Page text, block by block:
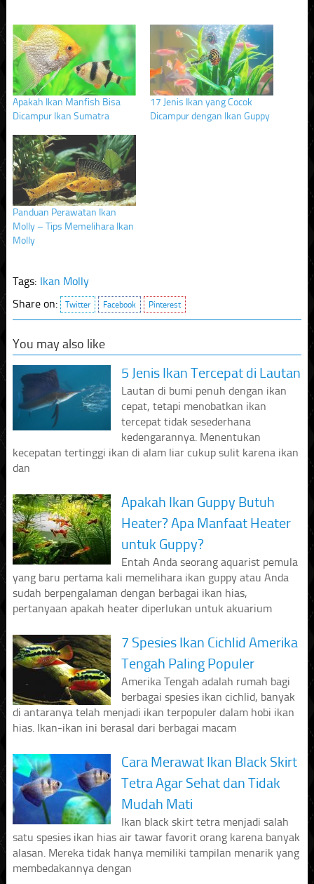
(Opens
in
new
window)
(Opens
new
window)
(Opens
in
new
window)
Apakah Ikan Manfish Bisa
Dicampur Ikan Sumatra
17 Jenis Ikan yang Cocok
Dicampur dengan Ikan Guppy
Panduan Perawatan Ikan
Molly – Tips Memelihara Ikan
Molly
Tags: Ikan Molly
Share on:
Twitter Facebook Pinterest
You may also like
5 Jenis Ikan Tercepat di Lautan
Lautan di bumi penuh dengan ikan
cepat, tetapi menobatkan ikan
tercepat tidak sesederhana
kedengarannya. Menentukan
kecepatan tertinggi ikan di alam liar cukup sulit karena ikan
dan
Apakah Ikan Guppy Butuh
Heater? Apa Manfaat Heater
untuk Guppy?
Entah Anda seorang aquarist pemula
yang baru pertama kali memelihara ikan guppy atau Anda
sudah berpengalaman dengan berbagai ikan hias,
pertanyaan apakah heater diperlukan untuk akuarium
7 Spesies Ikan Cichlid Amerika
Tengah Paling Populer
Amerika Tengah adalah rumah bagi
berbagai spesies ikan cichlid, banyak
di antaranya telah menjadi ikan terpopuler dalam hobi ikan
hias. Ikan-ikan ini berasal dari berbagai macam
Cara Merawat Ikan Black Skirt
Tetra Agar Sehat dan Tidak
Mudah Mati
Ikan black skirt tetra menjadi salah
satu spesies ikan hias air tawar favorit orang karena banyak
alasan. Mereka tidak hanya memiliki tampilan menarik yang
membedakannya dengan